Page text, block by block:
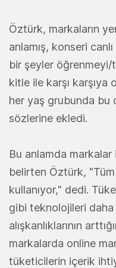
Öztürk, markaların
anlamış, konseri
bir şeyler
kitle ile karşı karşıya
her yaş grubunda bu
sözlerine ekledi.
Bu anlamda
belirten Öztürk,
kullanıyor," dedi.
gibi teknolojileri daha
alışkanlıklarının
markalarda online
tüketicilerin içerik